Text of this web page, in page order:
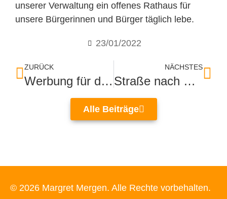
unserer Verwaltung ein offenes Rathaus für
unsere Bürgerinnen und Bürger täglich lebe.
23/01/2022
ZURÜCK
Werbung für die Vernunft
NÄCHSTES
Straße nach Fa. Schöck benannt
Alle Beiträge
© 2026 Margret Mergen. Alle Rechte vorbehalten.